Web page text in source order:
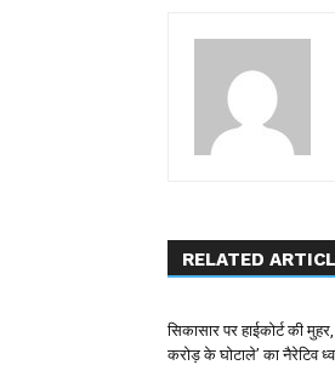
RELATED
सिकासार पर हाईकोर्ट की
करोड़ के घोटाले’ का नैरेटिव